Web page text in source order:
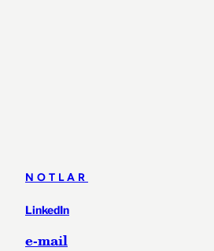
NOTLAR
LinkedIn
e-mail